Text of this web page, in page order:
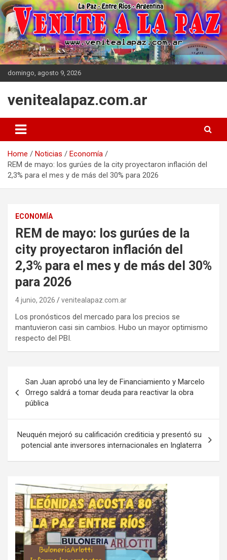
Skip
to
content
domingo, agosto 9, 2026
venitealapaz.com.ar
Home Noticias
Economía
REM de mayo: los gurúes de la city proyectaron inflación del
2,3% para el mes y de más del 30% para 2026
ECONOMÍA
REM de mayo: los gurúes de la
city proyectaron inflación del
2,3% para el mes y de más del 30%
para 2026
4 junio, 2026 venitealapaz.com.ar
Los pronósticos del mercado para los precios se
mantuvieron casi sin cambios. Hubo un mayor optimismo
respecto del PBI.
de
entradas
San Juan aprobó una ley de Financiamiento y Marcelo
Orrego saldrá a tomar deuda para reactivar la obra
pública
Neuquén mejoró su calificación crediticia y presentó su
potencial ante inversores internacionales en Inglaterra